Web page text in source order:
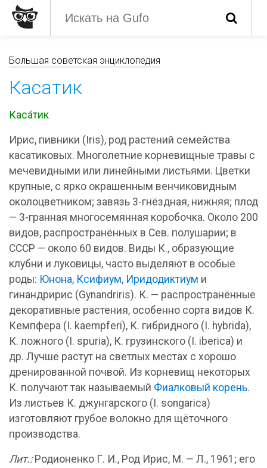
Большая советская энциклопедия
Касатик
Каса́тик
Ирис, пивники (Iris), род растений семейства
касатиковых. Многолетние корневищные травы с
мечевидными или линейными листьями. Цветки
крупные, с ярко окрашенным венчиковидным
околоцветником; завязь 3-гнёздная, нижняя; плод
— 3-гранная многосемянная коробочка. Около 200
видов, распространённых в Сев. полушарии; в
СССР — около 60 видов. Виды К., образующие
клубни и луковицы, часто выделяют в особые
роды: Юнона, Ксифиум, Иридодиктиум и
гинандририс (Gynandriris). К. — распространённые
декоративные растения, особенно сорта видов К.
Кемпфера (I. kaempferi), К. гибридного (I. hybrida),
К. ложного (I. spuria), К. грузинского (I. iberica) и
др. Лучше растут на светлых местах с хорошо
дренированной почвой. Из корневищ некоторых
К. получают так называемый Фиалковый корень.
Из листьев К. джунгарского (I. songarica)
изготовляют грубое волокно для щёточного
производства.
Лит.:Родионенко Г. И., Род Ирис, М. — Л., 1961; его